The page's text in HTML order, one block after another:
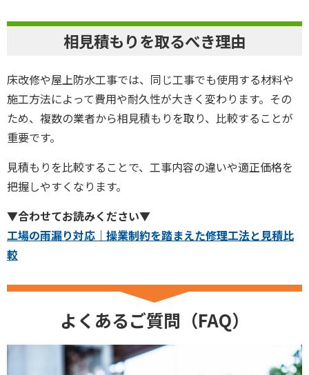
相見積もりを取るべき理由
床改修や屋上防水工事では、同じ工事でも使用する材料や
施工方法によって費用や耐久性が大きく変わります。その
ため、複数の業者から相見積もりを取り、比較することが
重要です。
見積もりを比較することで、工事内容の違いや適正価格を
把握しやすくなります。
▼合わせてお読みください▼
工場の雨漏り対応｜操業制約を踏まえた修理工法と見積比
較
よくあるご質問（FAQ）